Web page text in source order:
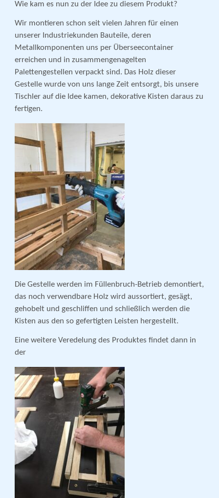
Wie kam es nun zu der Idee zu diesem Produkt?
Wir montieren schon seit vielen Jahren für einen
unserer Industriekunden Bauteile, deren
Metallkomponenten uns per Überseecontainer
erreichen und in zusammengenagelten
Palettengestellen verpackt sind. Das Holz dieser
Gestelle wurde von uns lange Zeit entsorgt, bis unsere
Tischler auf die Idee kamen, dekorative Kisten daraus zu
fertigen.
Die Gestelle werden im Füllenbruch-Betrieb demontiert,
das noch verwendbare Holz wird aussortiert, gesägt,
gehobelt und geschliffen und schließlich werden die
Kisten aus den so gefertigten Leisten hergestellt.
Eine weitere Veredelung des Produktes findet dann in
der